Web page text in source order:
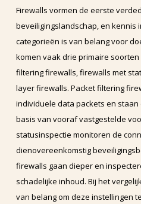
Firewalls vormen de eerste
beveiligingslandschap, en kennis
categorieën is van belang voor
komen vaak drie primaire
filtering firewalls, firewalls met
layer firewalls. Packet filtering
individuele data packets en
basis van vooraf vastgestelde
statusinspectie monitoren de
dienovereenkomstig
firewalls gaan dieper en
schadelijke inhoud. Bij het
van belang om deze instellingen